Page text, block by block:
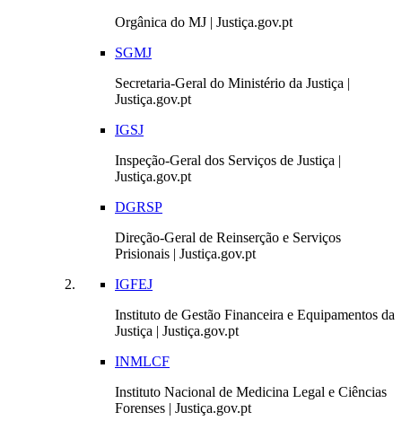
Orgânica do MJ | Justiça.gov.pt
SGMJ
Secretaria-Geral do Ministério da Justiça |
Justiça.gov.pt
IGSJ
Inspeção-Geral dos Serviços de Justiça |
Justiça.gov.pt
DGRSP
Direção-Geral de Reinserção e Serviços
Prisionais | Justiça.gov.pt
IGFEJ
Instituto de Gestão Financeira e Equipamentos da
Justiça | Justiça.gov.pt
INMLCF
Instituto Nacional de Medicina Legal e Ciências
Forenses | Justiça.gov.pt